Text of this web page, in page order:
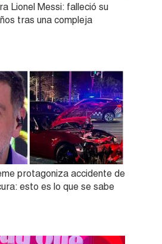
Lionel Messi: falleció su
tras una compleja
protagoniza accidente de
esto es lo que se sabe